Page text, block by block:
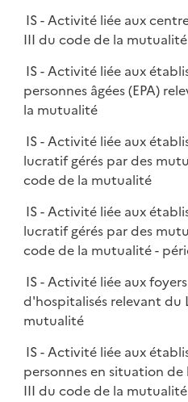
IS - Activité liée aux
III du code de la mutualité
IS - Activité liée aux
personnes âgées (EPA)
la mutualité
IS - Activité liée aux
lucratif gérés par des
code de la mutualité
IS - Activité liée aux
lucratif gérés par des
code de la mutualité -
IS - Activité liée aux
d'hospitalisés relevant du
mutualité
IS - Activité liée aux
personnes en situation
III du code de la mutualité